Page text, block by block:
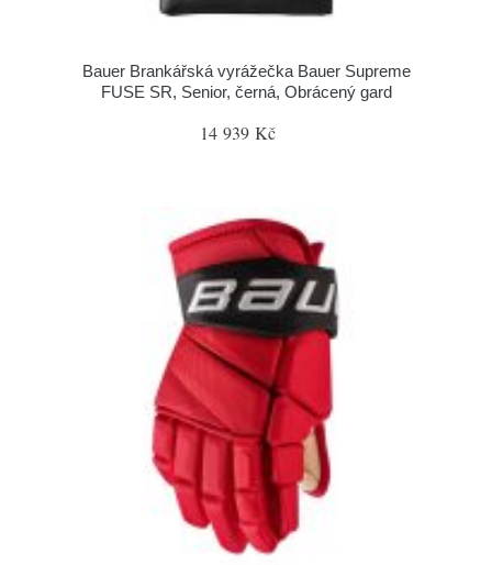
Bauer Brankářská vyrážečka Bauer Supreme
FUSE SR, Senior, černá, Obrácený gard
14 939 Kč